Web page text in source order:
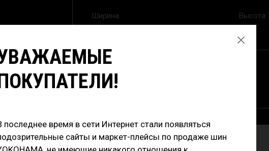
Ширина
30
Высота
RunFlat
32 400₽/шт
последнее время в сети Интернет стали появляться
сайты и маркет-плейсы по продаже шин